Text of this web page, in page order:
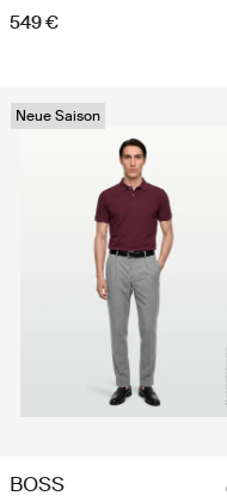
549 €
Neue Saison
BOSS